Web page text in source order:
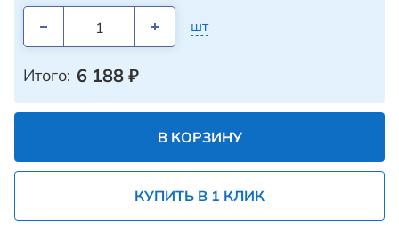
шт
Итого: 6 188 ₽
В КОРЗИНУ
КУПИТЬ В 1 КЛИК